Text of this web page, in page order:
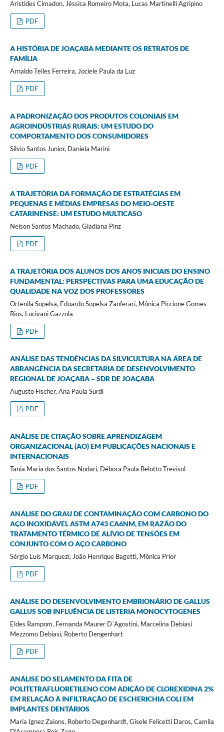
Aristides Cimadon, Jéssica Romeiro Mota, Lucas Martinelli Agripino
PDF
A HISTÓRIA DE JOAÇABA MEDIANTE OS RETRATOS DE
FAMÍLIA
Arnaldo Telles Ferreira, Jociele Paula da Luz
PDF
A PADRONIZAÇÃO DOS PRODUTOS COLONIAIS EM
AGROINDÚSTRIAS RURAIS: UM ESTUDO DO
COMPORTAMENTO DOS CONSUMIDORES
Silvio Santos Junior, Daniela Marini
PDF
A TRAJETÓRIA DA FORMAÇÃO DE ESTRATÉGIAS EM
PEQUENAS E MÉDIAS EMPRESAS DO MEIO-OESTE
CATARINENSE: UM ESTUDO MULTICASO
Nelson Santos Machado, Gladiana Pinz
PDF
A TRAJETÓRIA DOS ALUNOS DOS ANOS INICIAIS DO ENSINO
FUNDAMENTAL: PERSPECTIVAS PARA UMA EDUCAÇÃO DE
QUALIDADE NA VOZ DOS PROFESSORES
Ortenila Sopelsa, Eduardo Sopelsa Zanferari, Mônica Piccione Gomes
Rios, Lucivani Gazzola
PDF
ANÁLISE DAS TENDÊNCIAS DA SILVICULTURA NA ÁREA DE
ABRANGÊNCIA DA SECRETARIA DE DESENVOLVIMENTO
REGIONAL DE JOAÇABA – SDR DE JOAÇABA
Augusto Fischer, Ana Paula Surdi
PDF
ANÁLISE DE CITAÇÃO SOBRE APRENDIZAGEM
ORGANIZACIONAL (AO) EM PUBLICAÇÕES NACIONAIS E
INTERNACIONAIS
Tania Maria dos Santos Nodari, Débora Paula Belotto Trevisol
PDF
ANÁLISE DO GRAU DE CONTAMINAÇÃO COM CARBONO DO
AÇO INOXIDÁVEL ASTM A743 CA6NM, EM RAZÃO DO
TRATAMENTO TÉRMICO DE ALÍVIO DE TENSÕES EM
CONJUNTO COM O AÇO CARBONO
Sérgio Luis Marquezi, João Henrique Bagetti, Mônica Prior
PDF
ANÁLISE DO DESENVOLVIMENTO EMBRIONÁRIO DE GALLUS
GALLUS SOB INFLUÊNCIA DE LISTERIA MONOCYTOGENES
Eldes Rampom, Fernanda Maurer D´Agostini, Marcelina Debiasi
Mezzomo Debiasi, Roberto Dengenhart
PDF
ANÁLISE DO SELAMENTO DA FITA DE
POLITETRAFLUORETILENO COM ADIÇÃO DE CLOREXIDINA 2%
EM RELAÇÃO À INFILTRAÇÃO DE ESCHERICHIA COLI EM
IMPLANTES DENTÁRIOS
Maria Ignez Zaions, Roberto Degenhardt, Gisele Felicetti Daros, Camila